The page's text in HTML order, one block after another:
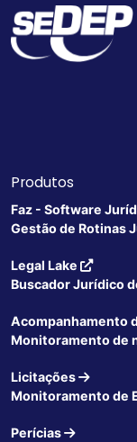
Produtos
Faz - Software
Gestão de Rotinas
Legal Lake
Buscador Jurídico
Acompanhamento
Monitoramento de
Licitações
Monitoramento de
Perícias